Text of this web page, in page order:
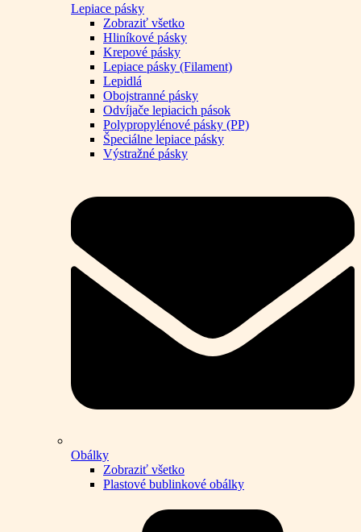
Lepiace pásky
Zobraziť všetko
Hliníkové pásky
Krepové pásky
Lepiace pásky (Filament)
Lepidlá
Obojstranné pásky
Odvíjače lepiacich pások
Polypropylénové pásky (PP)
Špeciálne lepiace pásky
Výstražné pásky
Obálky
Zobraziť všetko
Plastové bublinkové obálky